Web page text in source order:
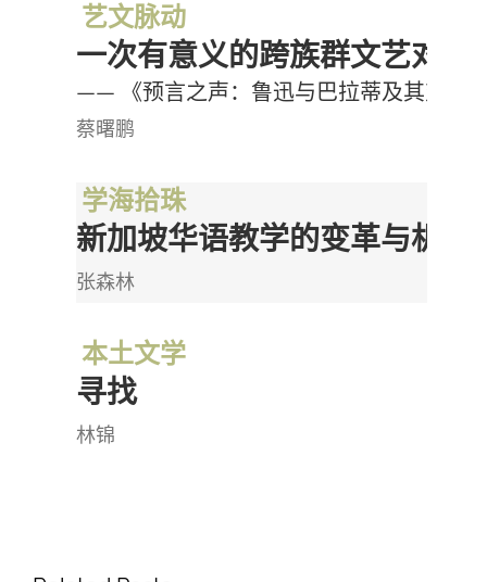
艺文脉动
一次有意义的跨族群文艺对谈
—— 《预言之声：鲁迅与巴拉蒂及其对新
蔡曙鹏
学海拾珠
新加坡华语教学的变革与机遇
张森林
本土文学
寻找
林锦